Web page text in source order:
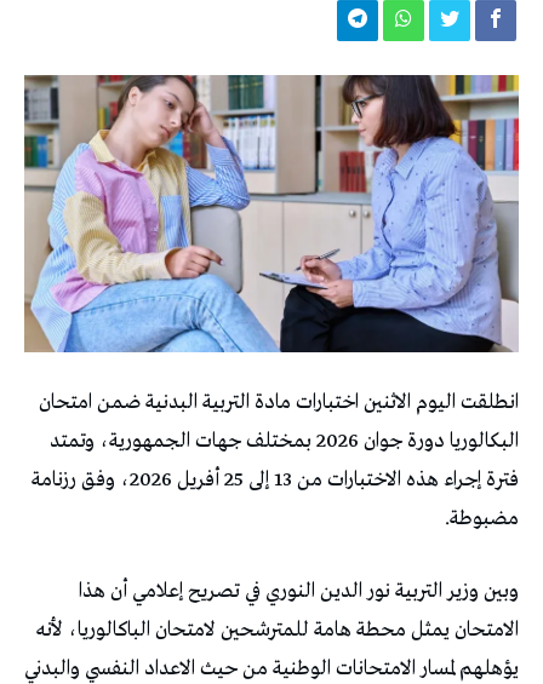
انطلقت اليوم الاثنين اختبارات مادة التربية البدنية ضمن امتحان
البكالوريا دورة جوان 2026 بمختلف جهات الجمهورية، وتمتد
فترة إجراء هذه الاختبارات من 13 إلى 25 أفريل 2026، وفق رزنامة
مضبوطة.
وبين وزير التربية نور الدين النوري في تصريح إعلامي أن هذا
الامتحان يمثل محطة هامة للمترشحين لامتحان الباكالوريا، لأنه
يؤهلهم لمسار الامتحانات الوطنية من حيث الاعداد النفسي والبدني